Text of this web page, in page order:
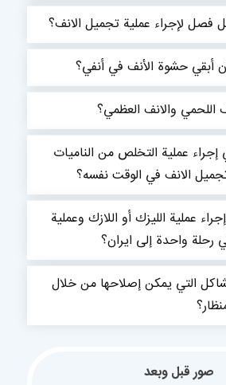
إجراء عملية التخلص من الناميات
تجميل الانف في الوقت نفسه؟
عملية الليزك أو اللازك وعملية
رحلة واحدة إلى ايران؟
التي يمكن إصلاحها من خلال
صور قبل وبعد